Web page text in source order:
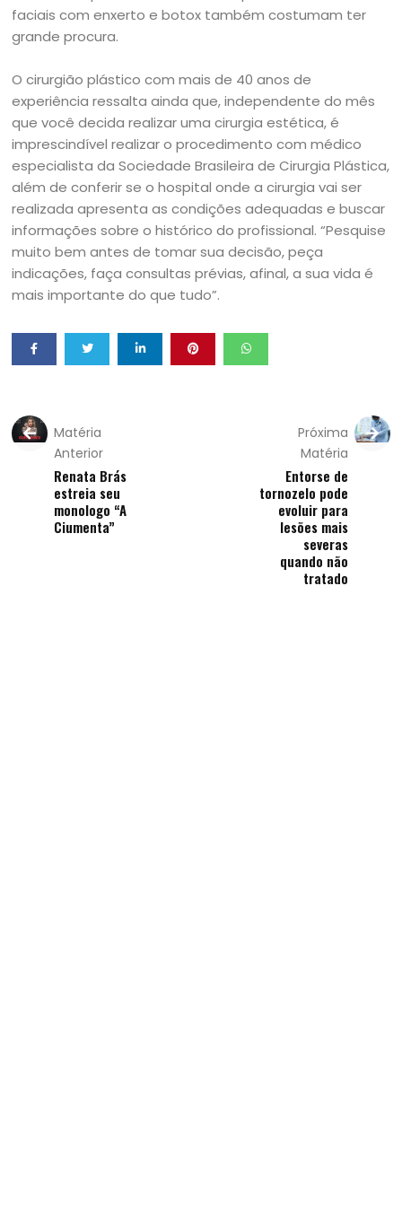
faciais com enxerto e botox também costumam ter
grande procura.
O cirurgião plástico com mais de 40 anos de
experiência ressalta ainda que, independente do mês
que você decida realizar uma cirurgia estética, é
imprescindível realizar o procedimento com médico
especialista da Sociedade Brasileira de Cirurgia Plástica,
além de conferir se o hospital onde a cirurgia vai ser
realizada apresenta as condições adequadas e buscar
informações sobre o histórico do profissional. “Pesquise
muito bem antes de tomar sua decisão, peça
indicações, faça consultas prévias, afinal, a sua vida é
mais importante do que tudo”.
Matéria
Anterior
Renata Brás
estreia seu
monologo “A
Ciumenta”
Próxima
Matéria
Entorse de
tornozelo pode
evoluir para
lesões mais
severas
quando não
tratado